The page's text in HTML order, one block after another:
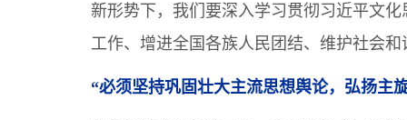
新形势下，我们要深入学习贯彻习近平文
工作、增进全国各族人民团结、维护社会
“必须坚持巩固壮大主流思想舆论，弘扬主